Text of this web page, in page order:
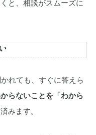
と、相談がスムーズに
れても、すぐに答えら
らないことを「わから
みます。